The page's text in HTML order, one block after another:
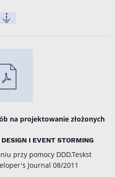
na projektowanie złożonych
I EVENT STORMING
przy pomocy DDD.Teskst
Journal 08/2011